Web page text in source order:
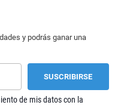
y podrás ganar una
de mis datos con la